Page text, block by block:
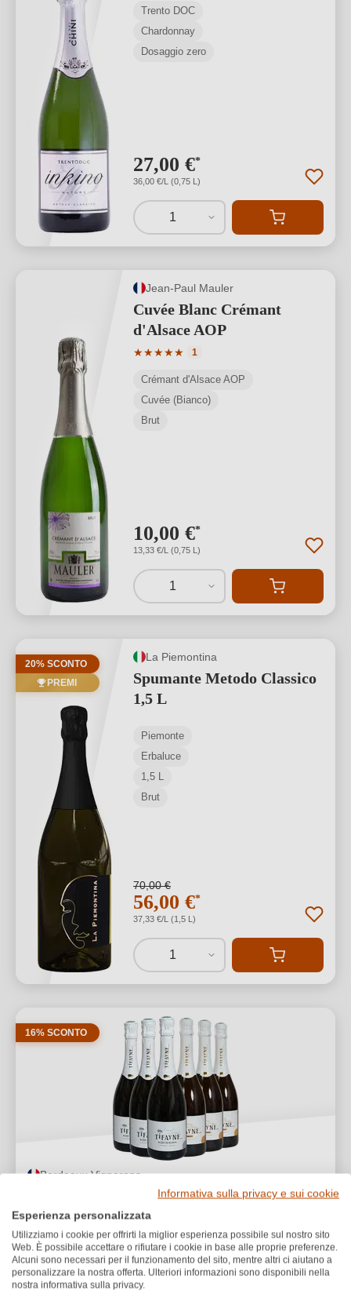
Trento DOC
Chardonnay
Dosaggio zero
27,00 €*
36,00 €/L (0,75 L)
1
Jean-Paul Mauler
Cuvée Blanc Crémant
d'Alsace AOP
★★★★★
Valutazione media di 5 su 5 stelle
1
Crémant d'Alsace AOP
Cuvée (Bianco)
Brut
10,00 €*
13,33 €/L (0,75 L)
1
20% SCONTO
PREMI
La Piemontina
Spumante Metodo Classico
1,5 L
Piemonte
Erbaluce
1,5 L
Brut
70,00 €
56,00 €*
37,33 €/L (1,5 L)
1
16% SCONTO
Bordeaux Vignerons
Box Degustazione Crémant de Bordeaux
★★★★★
Valutazione media di 5 su 5 stelle
4
75,00 €
63,00 €*
14,00 €/L (4,5 L)
Informativa sulla privacy e sui cookie
Esperienza personalizzata
Utilizziamo i cookie per offrirti la miglior esperienza possibile sul nostro sito
Web. È possibile accettare o rifiutare i cookie in base alle proprie preferenze.
Alcuni sono necessari per il funzionamento del sito, mentre altri ci aiutano a
personalizzare la nostra offerta. Ulteriori informazioni sono disponibili nella
nostra informativa sulla privacy.